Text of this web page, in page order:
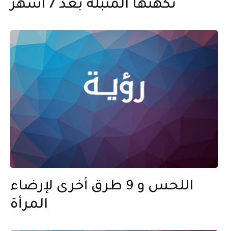
نكهتها المتبلة بعد 7 أشهر
اللحس و 9 طرق أخرى لإرضاء
المرأة